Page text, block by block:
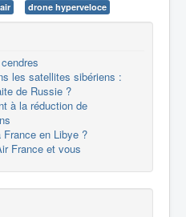
drone hyperveloce
les satellites sibériens :
de Russie ?
à la réduction de
en Libye ?
France et vous